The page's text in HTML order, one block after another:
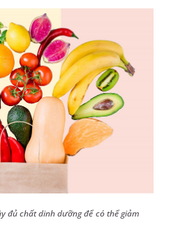
đủ chất dinh dưỡng để có thể giảm